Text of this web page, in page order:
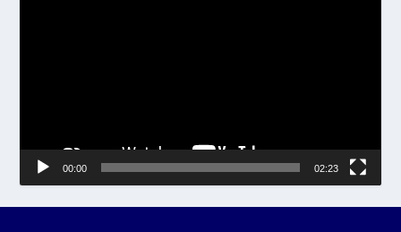
00:00 02:23